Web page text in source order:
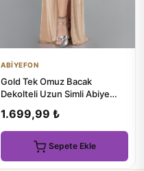
ABİYEFON
Gold Tek Omuz Bacak
Dekolteli Uzun Simli Abiye
1.699,99 ₺
Sepete Ekle